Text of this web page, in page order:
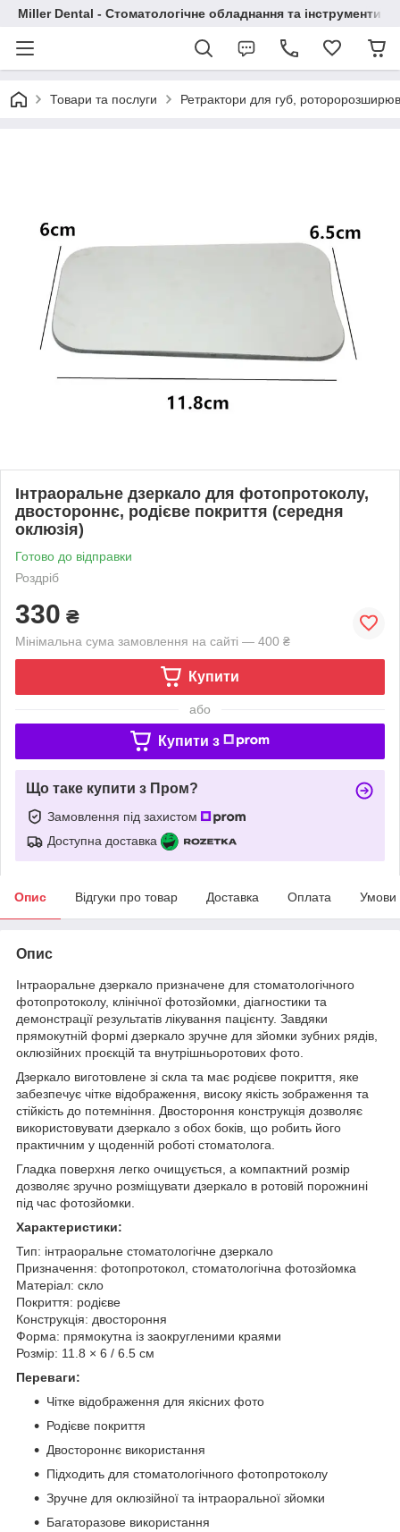
Miller Dental - Стоматологічне обладнання та інструменти
Товари та послуги Ретрактори для губ,
Інтраоральне дзеркало для фотопротоколу,
двостороннє, родієве покриття (середня
оклюзія)
Готово до відправки
Роздріб
330 ₴
Мінімальна сума замовлення на сайті — 400 ₴
Купити
або
Купити з
Що таке купити з Пром?
Замовлення під захистом
Доступна доставка
Опис Відгуки про товар Доставка Оплата Умови
Опис
Інтраоральне дзеркало призначене для стоматологічного
фотопротоколу, клінічної фотозйомки, діагностики та
демонстрації результатів лікування пацієнту. Завдяки
прямокутній формі дзеркало зручне для зйомки зубних рядів,
оклюзійних проєкцій та внутрішньоротових фото.
Дзеркало виготовлене зі скла та має родієве покриття, яке
забезпечує чітке відображення, високу якість зображення та
стійкість до потемніння. Двостороння конструкція дозволяє
використовувати дзеркало з обох боків, що робить його
практичним у щоденній роботі стоматолога.
Гладка поверхня легко очищується, а компактний розмір
дозволяє зручно розміщувати дзеркало в ротовій порожнині
під час фотозйомки.
Характеристики:
Тип: інтраоральне стоматологічне дзеркало
Призначення: фотопротокол, стоматологічна фотозйомка
Матеріал: скло
Покриття: родієве
Конструкція: двостороння
Форма: прямокутна із заокругленими краями
Розмір: 11.8 × 6 / 6.5 см
Переваги:
Чітке відображення для якісних фото
Родієве покриття
Двостороннє використання
Підходить для стоматологічного фотопротоколу
Зручне для оклюзійної та інтраоральної зйомки
Багаторазове використання